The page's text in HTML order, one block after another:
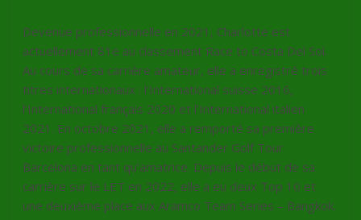
Devenue professionnelle en 2021, Charlotte est
actuellement 81e au classement Race to Costa Del Sol.
Au cours de sa carrière amateur, elle a enregistré trois
titres internationaux : l’International suisse 2016,
l’International français 2020 et l’International italien
2021. En octobre 2021, elle a remporté sa première
victoire professionnelle au Santander Golf Tour
Barcelona en tant qu’amatrice. Depuis le début de sa
carrière sur le LET en 2022, elle a eu deux Top 10 et
une deuxième place aux Aramco Team Series – Bangkok.